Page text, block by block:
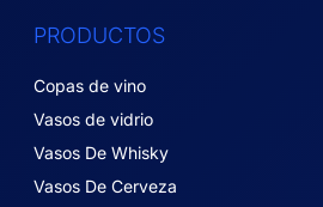
PRODUCTOS
Copas de vino
Vasos de vidrio
Vasos De Whisky
Vasos De Cerveza